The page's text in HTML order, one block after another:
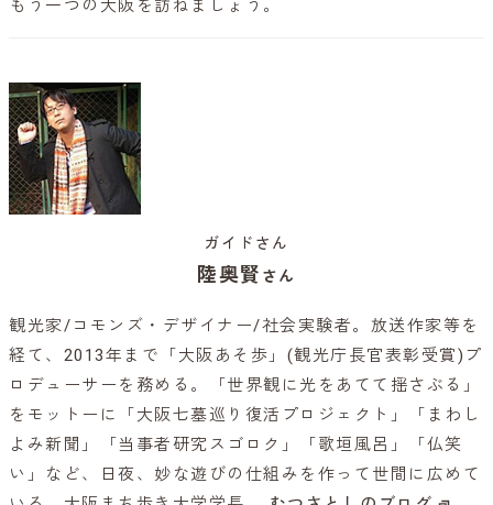
もう一つの大阪を訪ねましょう。
ガイドさん
陸奥賢 さん
観光家/コモンズ・デザイナー/社会実験者。放送作家等を
経て、2013年まで「大阪あそ歩」(観光庁長官表彰受賞)プ
ロデューサーを務める。「世界観に光をあてて揺さぶる」
をモットーに「大阪七墓巡り復活プロジェクト」「まわし
よみ新聞」「当事者研究スゴロク」「歌垣風呂」「仏笑
い」など、日夜、妙な遊びの仕組みを作って世間に広めて